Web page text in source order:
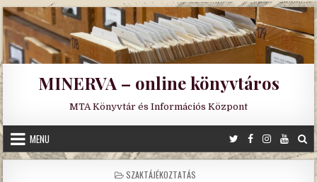
Skip
to
content
MINERVA – online könyvtáros
MTA Könyvtár és Információs Központ
MENU
POSTED
SZAKTÁJÉKOZTATÁS